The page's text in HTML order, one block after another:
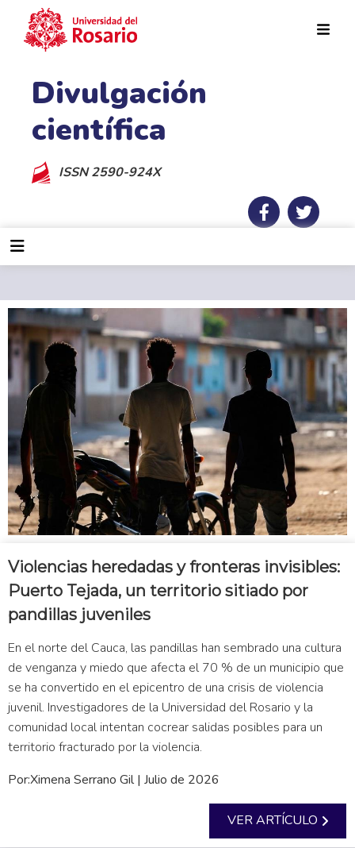
Divulgación
científica
ISSN 2590-924X
Violencias heredadas y fronteras invisibles:
Puerto Tejada, un territorio sitiado por
pandillas juveniles
En el norte del Cauca, las pandillas han sembrado una cultura
de venganza y miedo que afecta el 70 % de un municipio que
se ha convertido en el epicentro de una crisis de violencia
juvenil. Investigadores de la Universidad del Rosario y la
comunidad local intentan cocrear salidas posibles para un
territorio fracturado por la violencia.
Por:Ximena Serrano Gil | Julio de 2026
VER ARTÍCULO